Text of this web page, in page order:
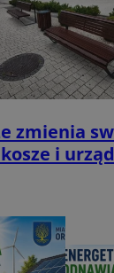
zmienia
i